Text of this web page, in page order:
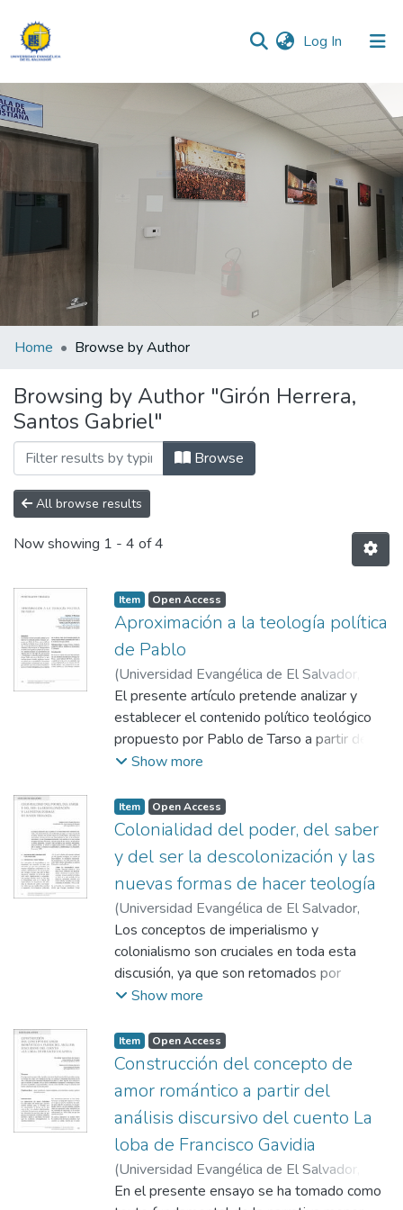
Log In (current)
Communities & Collections
All of DSpace
Home Browse by Author
Browsing by Author "Girón Herrera,
Santos Gabriel"
Browse
All browse results
Now showing 1 - 4 of 4
Item Open Access
Aproximación a la teología política
de Pablo
(Universidad Evangélica de El Salvador,
2021-07)Medrano, Jonathan A.;Girón
Herrera, Santos Gabriel
El presente artículo pretende analizar y
establecer el contenido político teológico
propuesto por Pablo de Tarso a partir del
uso de algunos términos en sus textos. A la
que estudia paralelamente algunas de las
similitudes y diferencias de la teología
política
de Pablo con la política propia de
Aristóteles. También, propone un
acercamiento con
algunos teóricos del siglo XX que estudian y
determinan el contenido político formulado
por Pablo, esto con el fin de ver su
pertinencia para los desafíos políticos a los
se enfrenta en la actualidad el cristianismo
contemporáneo salvadoreño. La
metodología utilizada para este estudio se
fundamenta en la revisión bibliográfica, en la
exégesis
de los textos clave de la teología paulina, la
contrastación entre lo propuesto por Pablo
y la moderna teología política.
Show more
Item Open Access
Colonialidad del poder, del saber
y del ser la descolonización y las
nuevas formas de hacer teología
(Universidad Evangélica de El Salvador,
2020-01)Girón Herrera, Santos Gabriel
Los conceptos de imperialismo y
colonialismo son cruciales en toda esta
discusión, ya que son retomados por
muchas disciplinas académicas en sus
europeo. Es por esto que se hace
necesario estudiar la estrecha relación entre
imperialismo y colonialismo; porque muchas
veces se dice que
el colonialismo solo es el clímax del
imperialismo. La importancia de estudiar la
relación de ambos movimientos radica en
que pueden darse unidos
Show more
Item Open Access
Construcción del concepto de
amor romántico a partir del
análisis discursivo del cuento La
loba de Francisco Gavidia
(Universidad Evangélica de El Salvador,
2020-01)Mejía Hernández, Brendhaly
En el presente ensayo se ha tomado como